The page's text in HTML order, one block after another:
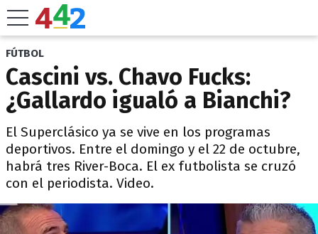
FÚTBOL
Cascini vs. Chavo Fucks:
¿Gallardo igualó a Bianchi?
El Superclásico ya se vive en los programas
deportivos. Entre el domingo y el 22 de octubre,
habrá tres River-Boca. El ex futbolista se cruzó
con el periodista. Video.